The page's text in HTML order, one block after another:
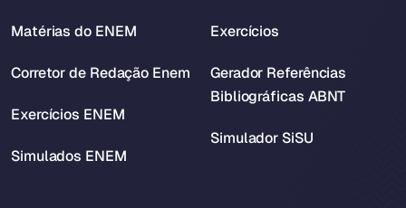
Matérias do ENEM
Corretor de Redação Enem
Exercícios ENEM
Simulados ENEM
Exercícios
Gerador Referências
Bibliográficas ABNT
Simulador SiSU